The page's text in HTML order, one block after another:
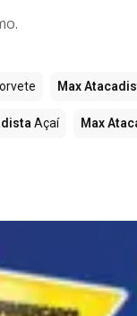
Max
Açaí Max